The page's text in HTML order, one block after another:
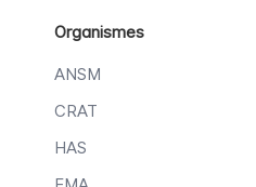
Organismes
ANSM
CRAT
HAS